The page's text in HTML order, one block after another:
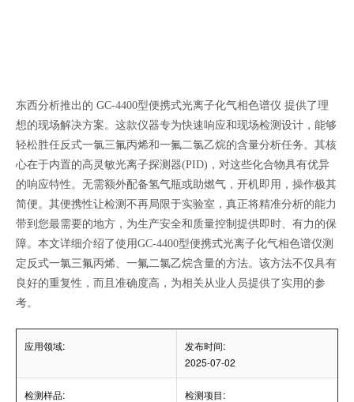
东西分析推出的 GC-4400型便携式光离子化气相色谱仪 提供了理
想的现场解决方案。这款仪器专为快速响应和现场检测设计，能够
轻松胜任反式一氯三氟丙烯和一氟二氯乙烷的含量分析任务。其核
心在于内置的高灵敏光离子探测器(PID) ，对这些化合物具有优异
的响应特性。无需额外配备氢气瓶或助燃气，开机即用，操作极其
简便。其便携性让检测不再局限于实验室，真正将精准分析的能力
带到您最需要的地方，为生产安全和质量控制提供即时、有力的保
障。本文详细介绍了使用GC-4400型便携式光离子化气相色谱仪测
定反式一氯三氟丙烯、一氟二氯乙烷含量的方法。该方法不仅具有
良好的重复性，而且准确度高，为相关从业人员提供了实用的参
考。
应用领域:
发布时间:
2025-07-02
检测样品:
检测项目: